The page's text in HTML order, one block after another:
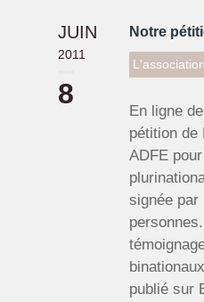
JUIN
2011
8
Notre
L'association
En ligne
pétition de
ADFE
signée par
publié sur